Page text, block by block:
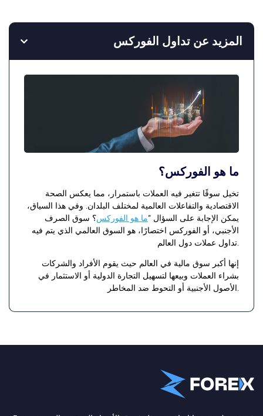
المزيد عن تداول الفوركس
ما هو الفوركس؟
تخيل سوقًا تتغير فيه العملات باستمرار، مما يعكس الصحة
الاقتصادية والتفاعلات العالمية لمختلف البلدان. وفي هذا السياق،
يمكن الإجابة على السؤال ”ما هو الفوركس؟ سوق الصرف
الأجنبي، أو الفوركس اختصارًا، هو السوق العالمي الذي يتم فيه
تداول عملات دول العالم.
إنها أكبر سوق مالية في العالم حيث يقوم الأفراد والشركات
بشراء العملات وبيعها لتسهيل التجارة الدولية أو الاستثمار في
الأصول الأجنبية أو التحوط ضد المخاطر.